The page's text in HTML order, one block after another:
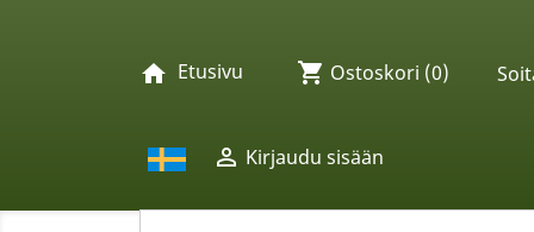
home Etusivu
 Kirjaudu sisään
shopping_cart Ostoskori (0)